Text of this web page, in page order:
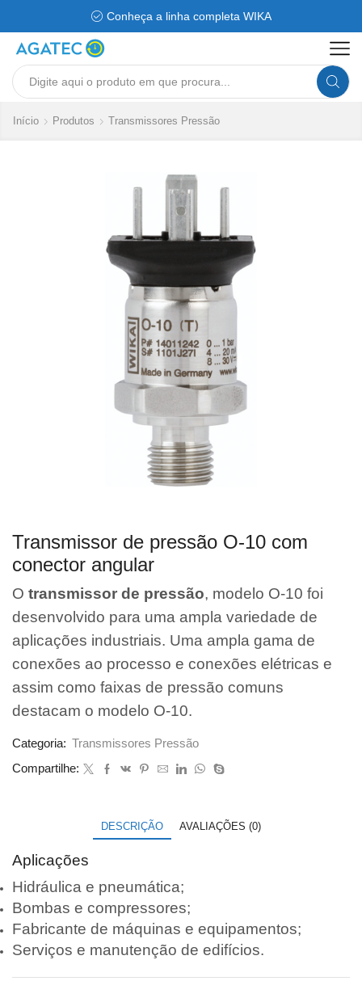
Conheça a linha completa WIKA
Search
Início Produtos Transmissores Pressão
Transmissor de pressão O-10 com
conector angular
O transmissor de pressão, modelo O-10 foi
desenvolvido para uma ampla variedade de
aplicações industriais. Uma ampla gama de
conexões ao processo e conexões elétricas e
assim como faixas de pressão comuns
destacam o modelo O-10.
Categoria: Transmissores Pressão
Compartilhe:
DESCRIÇÃO AVALIAÇÕES (0)
Aplicações
Hidráulica e pneumática;
Bombas e compressores;
Fabricante de máquinas e equipamentos;
Serviços e manutenção de edifícios.